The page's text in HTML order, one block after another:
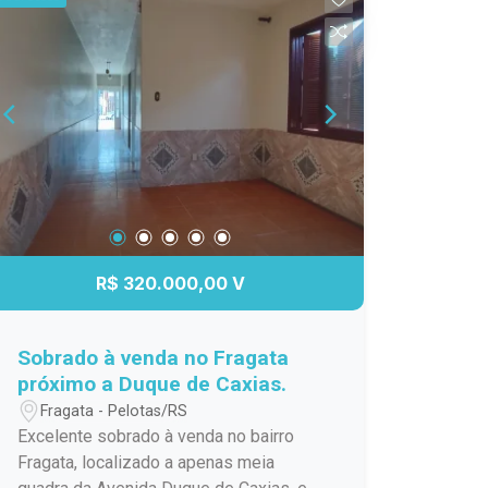
amigos ou simplesmente relaxar ao ar
clima acolhedor que faz você se sentir
em casa desde o primeiro momento. Se
você procura um imóvel bonito,
confortável e em uma ótima localização
no Cassino, esta pode ser a
oportunidade que estava esperando.
Agende sua visita e venha se encantar!
R$ 320.000,00 V
Sobrado à venda no Fragata
próximo a Duque de Caxias.
Fragata - Pelotas/RS
Excelente sobrado à venda no bairro
Fragata, localizado a apenas meia